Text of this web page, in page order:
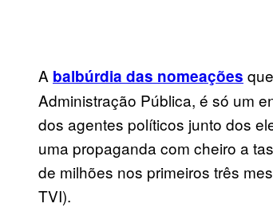
A balbúrdia das nomeações
Administração Pública, é só um
dos agentes políticos junto dos
uma propaganda com cheiro a
de milhões nos primeiros três
TVI).